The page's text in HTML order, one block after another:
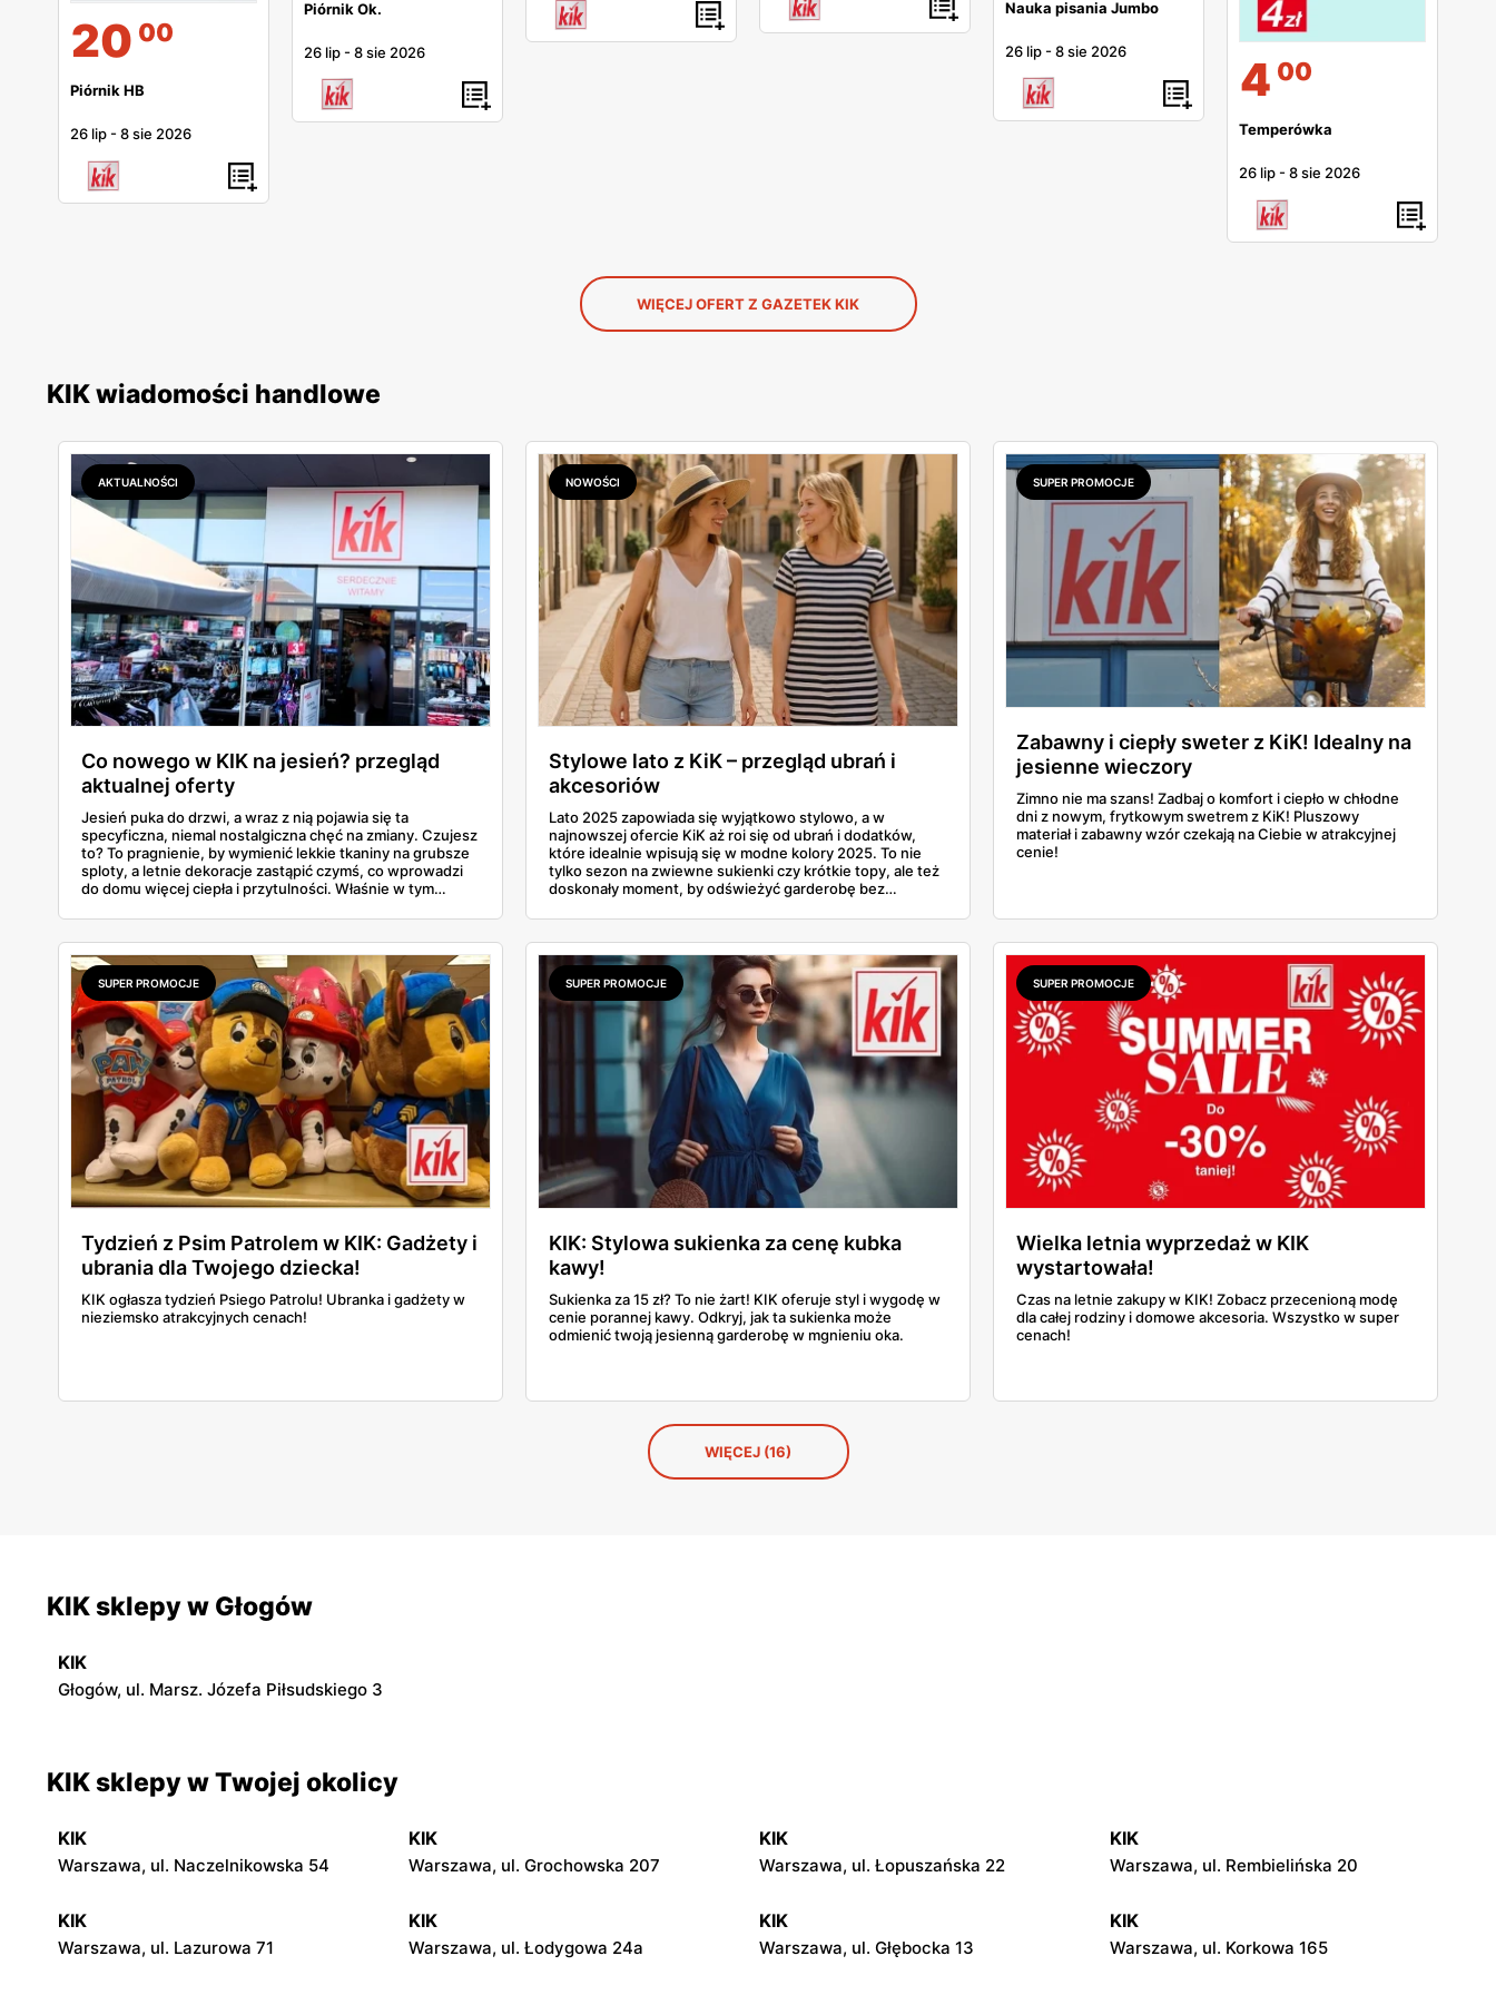
20 00
Piórnik HB
26 lip -8 sie 2026
Piórnik Ok.
26 lip -8 sie 2026
Nauka pisania Jumbo
26 lip -8 sie 2026
4 00
Temperówka
26 lip -8 sie 2026
WIĘCEJ OFERT Z GAZETEK KIK
KIK wiadomości handlowe
AKTUALNOŚCI
Co nowego w KIK na jesień? przegląd
aktualnej oferty
Jesień puka do drzwi, a wraz z nią pojawia się ta
specyficzna, niemal nostalgiczna chęć na zmiany. Czujesz
to? To pragnienie, by wymienić lekkie tkaniny na grubsze
sploty, a letnie dekoracje zastąpić czymś, co wprowadzi
do domu więcej ciepła i przytulności. Właśnie w tym
sezonowymi nowościami, które nie zrujnowaną
domowego budżetu. I tu na scenę wkracza KiK, dyskont
tekstylny, który od lat udowadnia, że przygotowanie
siebie i swojego mieszkania na nową porę roku nie musi
wiązać się z ogromnymi wydatkami. W tym artykule
zrobimy pełen przegląd tego, co sieć przygotowała na
nadchodzące, chłodniejsze miesiące. Prześwietlimy
modowe propozycje dla całej rodziny i sprawdzimy, jakimi
drobiazgami można wyczarować jesienny klimat we
wnętrzach.
NOWOŚCI
Stylowe lato z KiK – przegląd ubrań i
akcesoriów
Lato 2025 zapowiada się wyjątkowo stylowo, a w
najnowszej ofercie KiK aż roi się od ubrań i dodatków,
które idealnie wpisują się w modne kolory 2025. To nie
tylko sezon na zwiewne sukienki czy krótkie topy, ale też
doskonały moment, by odświeżyć garderobę bez
– z szerokim wyborem lekkich, letnich fasonów,
wygodnych materiałów i klasycznych krojów. Czy to
plażowy look, czy zestaw na miejski spacer – można
znaleźć coś dla siebie i to już od kilkunastu złotych.
Uwaga: można się zakochać w tej kolekcji od pierwszego
wejrzenia. No bo jak tu się oprzeć bermudom za 35 zł albo
kapeluszowi z dużym rondem?
SUPER PROMOCJE
Zabawny i ciepły sweter z KiK! Idealny na
jesienne wieczory
Zimno nie ma szans! Zadbaj o komfort i ciepło w chłodne
dni z nowym, frytkowym swetrem z KiK! Pluszowy
materiał i zabawny wzór czekają na Ciebie w atrakcyjnej
cenie!
SUPER PROMOCJE
Tydzień z Psim Patrolem w KIK: Gadżety i
ubrania dla Twojego dziecka!
KIK ogłasza tydzień Psiego Patrolu! Ubranka i gadżety w
nieziemsko atrakcyjnych cenach!
SUPER PROMOCJE
KIK: Stylowa sukienka za cenę kubka
kawy!
Sukienka za 15 zł? To nie żart! KIK oferuje styl i wygodę w
cenie porannej kawy. Odkryj, jak ta sukienka może
odmienić twoją jesienną garderobę w mgnieniu oka.
SUPER PROMOCJE
Wielka letnia wyprzedaż w KIK
wystartowała!
Czas na letnie zakupy w KIK! Zobacz przecenioną modę
dla całej rodziny i domowe akcesoria. Wszystko w super
cenach!
WIĘCEJ (16)
KIK sklepy w Głogów
KIK
Głogów, ul. Marsz. Józefa Piłsudskiego 3
KIK sklepy w Twojej okolicy
KIK
Warszawa, ul. Naczelnikowska 54
KIK
Warszawa, ul. Grochowska 207
KIK
Warszawa, ul. Łopuszańska 22
KIK
Warszawa, ul. Rembielińska 20
KIK
Warszawa, ul. Lazurowa 71
KIK
Warszawa, ul. Łodygowa 24a
KIK
Warszawa, ul. Głębocka 13
KIK
Warszawa, ul. Korkowa 165